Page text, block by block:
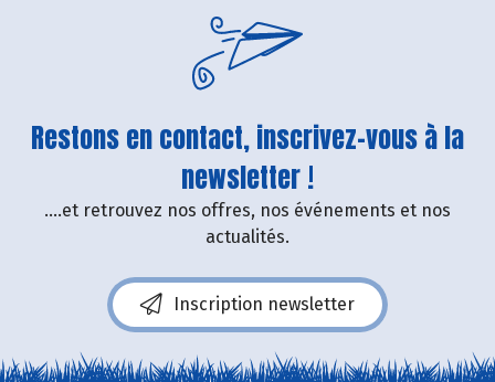
Restons en contact, inscrivez-vous à la
newsletter !
....et retrouvez nos offres, nos événements et nos
actualités.
Inscription newsletter